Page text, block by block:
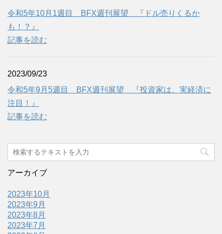
令和5年10月1週目 BFX週刊展望 『ドル売りくるか
も！？』
記事を読む
2023/09/23
令和5年9月5週目 BFX週刊展望 『投資家は、実経済に
注目！』
記事を読む
アーカイブ
2023年10月
2023年9月
2023年8月
2023年7月